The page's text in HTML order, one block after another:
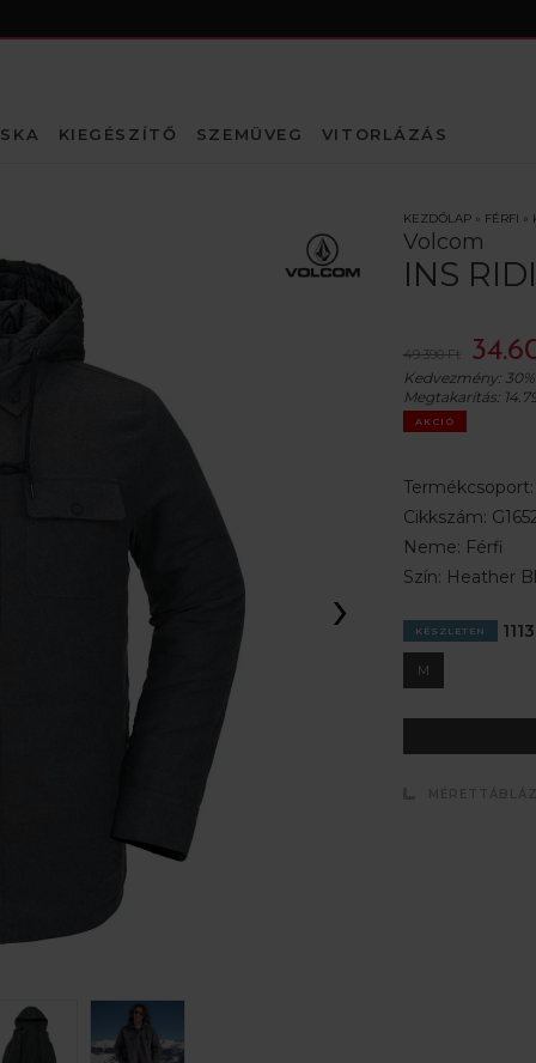
KIEGÉSZÍTŐ SZEMÜVEG VITORLÁZÁS
›
KEZDŐLAP» FÉRFI »
Volcom
INS
49.390 Ft
Kedvezmény: 30%
Megtakarítás:
AKCIÓ
Termékcsoport:
Cikkszám:
Neme: Férfi
Szín: Heather
KÉSZLETEN
M